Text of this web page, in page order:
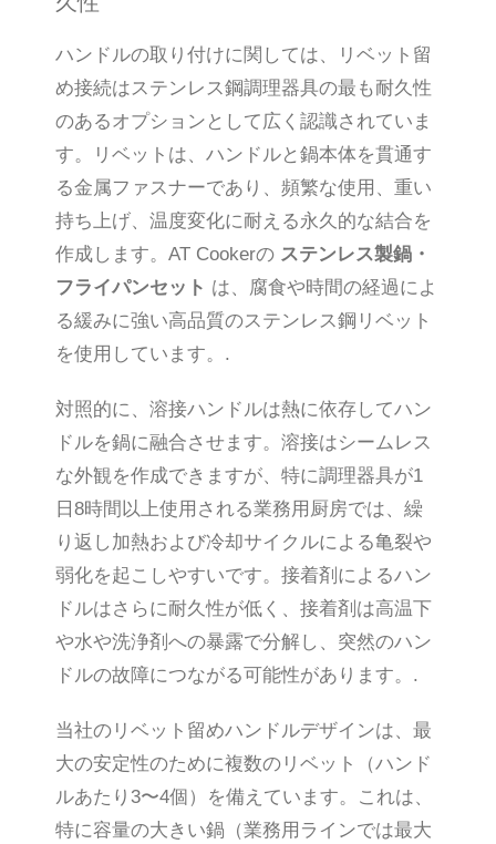
ハンドルの取り付けに関しては、リベット留
め接続はステンレス鋼調理器具の最も耐久性
のあるオプションとして広く認識されていま
す。リベットは、ハンドルと鍋本体を貫通す
る金属ファスナーであり、頻繁な使用、重い
持ち上げ、温度変化に耐える永久的な結合を
作成します。AT Cookerの ステンレス製鍋・
フライパンセット は、腐食や時間の経過によ
る緩みに強い高品質のステンレス鋼リベット
を使用しています。.
対照的に、溶接ハンドルは熱に依存してハン
ドルを鍋に融合させます。溶接はシームレス
な外観を作成できますが、特に調理器具が1
日8時間以上使用される業務用厨房では、繰
り返し加熱および冷却サイクルによる亀裂や
弱化を起こしやすいです。接着剤によるハン
ドルはさらに耐久性が低く、接着剤は高温下
や水や洗浄剤への暴露で分解し、突然のハン
ドルの故障につながる可能性があります。.
当社のリベット留めハンドルデザインは、最
大の安定性のために複数のリベット（ハンド
ルあたり3〜4個）を備えています。これは、
特に容量の大きい鍋（業務用ラインでは最大